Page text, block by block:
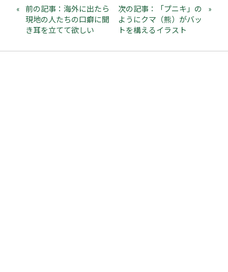
前の記事：海外に出たら
現地の人たちの口癖に聞
き耳を立てて欲しい
次の記事：「プニキ」の
ようにクマ（熊）がバッ
トを構えるイラスト